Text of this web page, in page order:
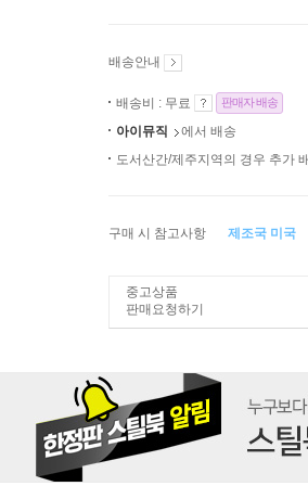
배송안내
배송비 : 무료 판매자 배송
아이뮤직
에서 배송
도서산간/제주지역의 경우 추가
구매 시 참고사항 제조국 미국
중고상품
판매요청하기